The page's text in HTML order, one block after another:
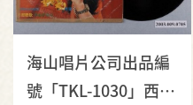
海山唱片公司出品編
號「TKL-1030」西